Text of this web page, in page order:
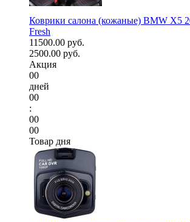
Коврики салона (кожаные) BMW X5
Fresh
11500.00 руб.
2500.00 руб.
Акция
00
дней
00
:
00
00
Товар дня